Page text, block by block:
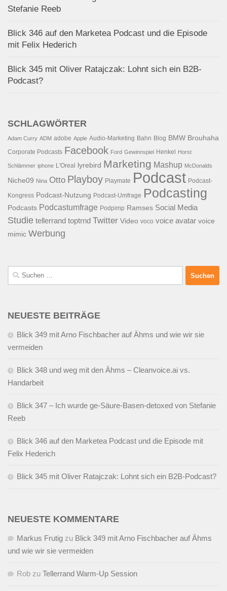
Stefanie Reeb
Blick 346 auf den Marketea Podcast und die Episode
mit Felix Hederich
Blick 345 mit Oliver Ratajczak: Lohnt sich ein B2B-
Podcast?
SCHLAGWÖRTER
Adam Curry ADM adobe Apple Audio-Marketing Bahn Blog BMW Brouhaha
Corporate Podcasts Facebook Ford Gewinnspiel Henkel Horst
Schlämmer iphone L'Oreal lyrebird Marketing Mashup McDonalds
Niche09 Nina Otto Playboy Playmate Podcast Podcast-
Kongress Podcast-Nutzung Podcast-Umfrage Podcasting
Podcasts Podcastumfrage Podpimp Ramses Social Media
Studie tellerrand toptrnd Twitter Video voco voice avatar voice
mimic Werbung
Suchen
nach:
NEUESTE BEITRÄGE
Blick 349 mit Arno Fischbacher auf Ähms und wie wir sie
vermeiden
Blick 348 und weg mit den Ähms – Cleanvoice.ai vs.
Handarbeit
Blick 347 – Ich wurde ge-Säure-Basen-detoxed von Stefanie
Reeb
Blick 346 auf den Marketea Podcast und die Episode mit
Felix Hederich
Blick 345 mit Oliver Ratajczak: Lohnt sich ein B2B-Podcast?
NEUESTE KOMMENTARE
Markus Frutig zu Blick 349 mit Arno Fischbacher auf Ähms
und wie wir sie vermeiden
Rob zu Tellerrand Warm-Up Session